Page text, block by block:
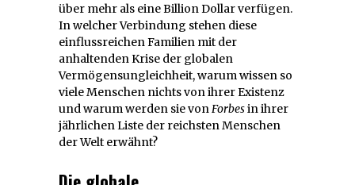
über mehr als eine Billion Dollar verfügen.
In welcher Verbindung stehen diese
einflussreichen Familien mit der
anhaltenden Krise der globalen
Vermögensungleichheit, warum wissen so
viele Menschen nichts von ihrer Existenz
und warum werden sie vonForbesin ihrer
jährlichen Liste der reichsten Menschen
der Welt erwähnt?